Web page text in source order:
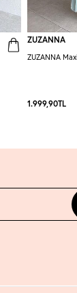
ZUZANNA
ZUZANNA
1.999,90TL